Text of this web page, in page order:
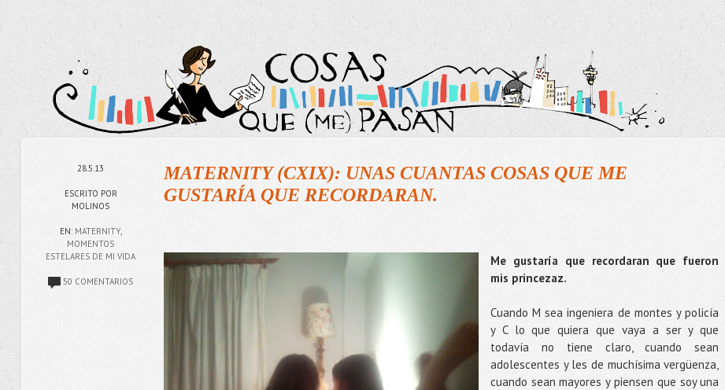
28.5.13
ESCRITO POR
MOLINOS
EN: MATERNITY,
MOMENTOS
ESTELARES DE MI VIDA
50 COMENTARIOS
MATERNITY (CXIX): UNAS CUANTAS COSAS QUE ME
GUSTARÍA QUE RECORDARAN.
Me gustaría que recordaran que fueron
mis princezaz.
Cuando M sea ingeniera de montes y policía
y C lo que quiera que vaya a ser y que
todavía no tiene claro, cuando sean
adolescentes y les de muchísima vergüenza,
cuando sean mayores y piensen que soy una